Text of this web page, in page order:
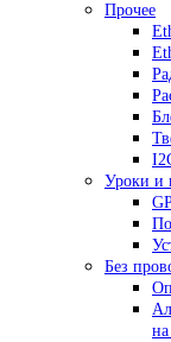
Прочее
Уроки и
Без